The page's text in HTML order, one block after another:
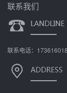
联系我们
联系电话：